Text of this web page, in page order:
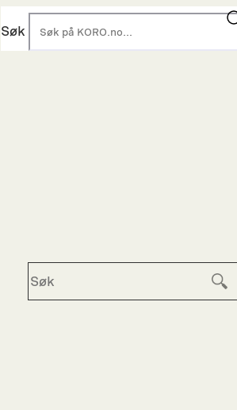
Søk